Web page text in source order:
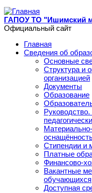
Перейти к основному
ГАПОУ ТО "Ишимский
Официальный сайт
Главная
Сведения об
Основные
Структура и
организацией
Документы
Образование
Руководство.
Стипендии и
Платные
Финансово-
Вакантные
обучающихся
Доступная